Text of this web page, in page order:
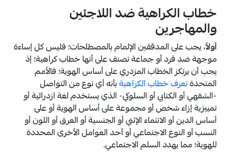
خطاب الكراهية ضد اللاجئين
والمهاجرين
أولاً، يجب على المدققين الإلمام بالمصطلحات؛ فليس كل إساءة
موجهة ضد فرد أو جماعة تصنف على أنها خطاب كراهية؛ إذ
يجب أن يرتكز الخطاب المزدري على أساس الهوية؛ فالأمم
المتحدةتعرف خطاب الكراهيةبأنه أي نوع من التواصل
-الشفهي أو الكتابي أو السلوكي- الذي يستخدم لغة ازدرائية أو
تمييزية إزاء شخص أو مجموعة على أساس الهوية أو على
أساس الدين أو الانتماء الإثني أو الجنسية أو العرق أو اللون أو
النسب أو النوع الاجتماعي أو أحد العوامل الأخرى المحددة
للهوية؛ مما يهدد السلم الاجتماعي.